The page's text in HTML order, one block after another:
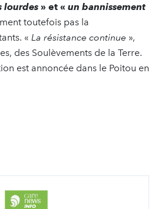
lourdes » et « un bannissement
toutefois pas la
« La résistance continue »,
des Soulèvements de la Terre.
est annoncée dans le Poitou en